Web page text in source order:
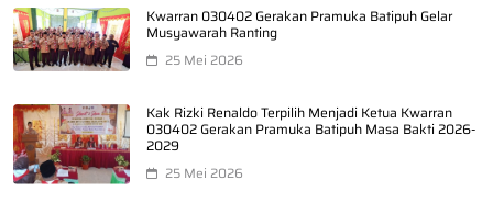
Kwarran 030402 Gerakan Pramuka Batipuh Gelar
Musyawarah Ranting
25 Mei 2026
Kak Rizki Renaldo Terpilih Menjadi Ketua Kwarran
030402 Gerakan Pramuka Batipuh Masa Bakti 2026-
2029
25 Mei 2026